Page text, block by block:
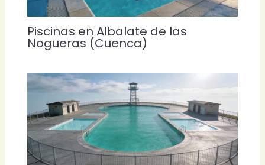
Piscinas en Albalate de las
Nogueras (Cuenca)